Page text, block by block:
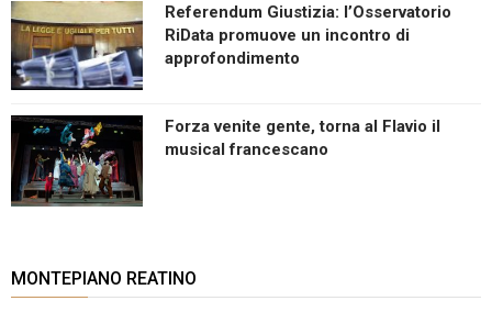
Referendum Giustizia: l’Osservatorio
RiData promuove un incontro di
approfondimento
Forza venite gente, torna al Flavio il
musical francescano
MONTEPIANO REATINO